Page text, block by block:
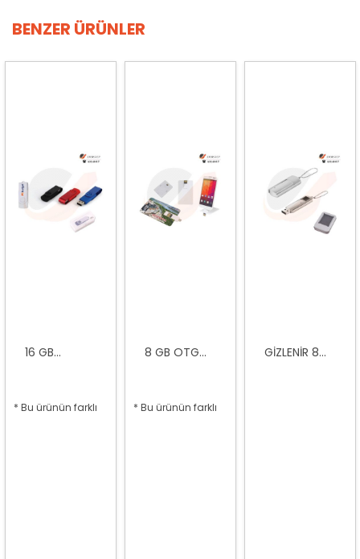
BENZER ÜRÜNLER
16 GB...
* Bu ürünün farklı
8 GB OTG...
* Bu ürünün farklı
GIZLENIR 8...